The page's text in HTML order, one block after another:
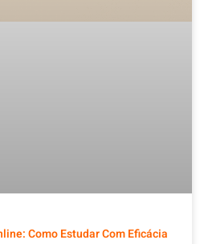
Como Estudar Com Eficácia